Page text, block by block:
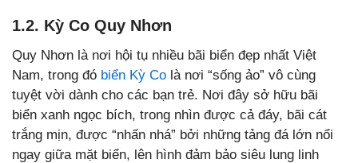
1.2. Kỳ Co Quy Nhơn
Quy Nhơn là nơi hội tụ nhiều bãi biển đẹp nhất Việt
Nam, trong đó biển Kỳ Co là nơi “sống ảo” vô cùng
tuyệt vời dành cho các bạn trẻ. Nơi đây sở hữu bãi
biển xanh ngọc bích, trong nhìn được cả đáy, bãi cát
trắng mịn, được “nhấn nhá” bởi những tảng đá lớn nổi
ngay giữa mặt biển, lên hình đảm bảo siêu lung linh